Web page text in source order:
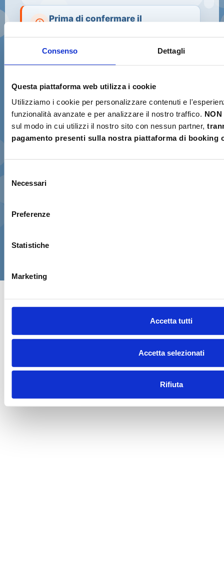
Consenso Dettagli
Questa piattaforma web utilizza i cookie
Utilizziamo i cookie per personalizzare contenuti e
funzionalità avanzate e per analizzare il nostro traffico.
sul modo in cui utilizzi il nostro sito con nessun partner,
pagamento presenti sulla nostra piattaforma di booking
delNecessari
Preferenze
Statistiche
Marketing
Accetta tutti
Accetta selezionati
Rifiuta
Prima di confermare il
per il ritiro e la guida dello scooter.
nella guida di scooter o motocicli
sicurezza.
Paese extra-UE, porterò anche il
valido, insieme alla patente nazionale
verificato questi requisiti e di aver letto le